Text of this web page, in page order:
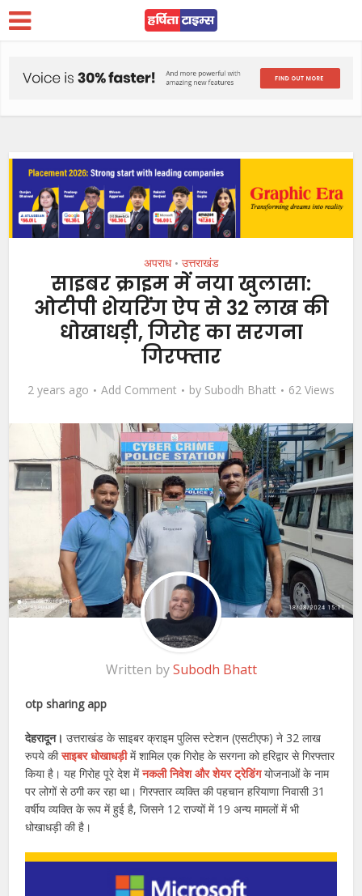
अपराध • उत्तराखंड
साइबर क्राइम में नया खुलासा:
ओटीपी शेयरिंग ऐप से 32 लाख की
धोखाधड़ी, गिरोह का सरगना
गिरफ्तार
2 years ago Add Comment by Subodh Bhatt 62 Views
Written bySubodh Bhatt
otp sharing app
देहरादून। उत्तराखंड के साइबर क्राइम पुलिस स्टेशन (एसटीएफ) ने 32 लाख
रुपये कीसाइबर धोखाधड़ीमें शामिल एक गिरोह के सरगना को हरिद्वार से गिरफ्तार
किया है। यह गिरोह पूरे देश मेंनकली निवेश और शेयर ट्रेडिंगयोजनाओं के नाम
पर लोगों से ठगी कर रहा था। गिरफ्तार व्यक्ति की पहचान हरियाणा निवासी 31
वर्षीय व्यक्ति के रूप में हुई है, जिसने 12 राज्यों में 19 अन्य मामलों में भी
धोखाधड़ी की है।